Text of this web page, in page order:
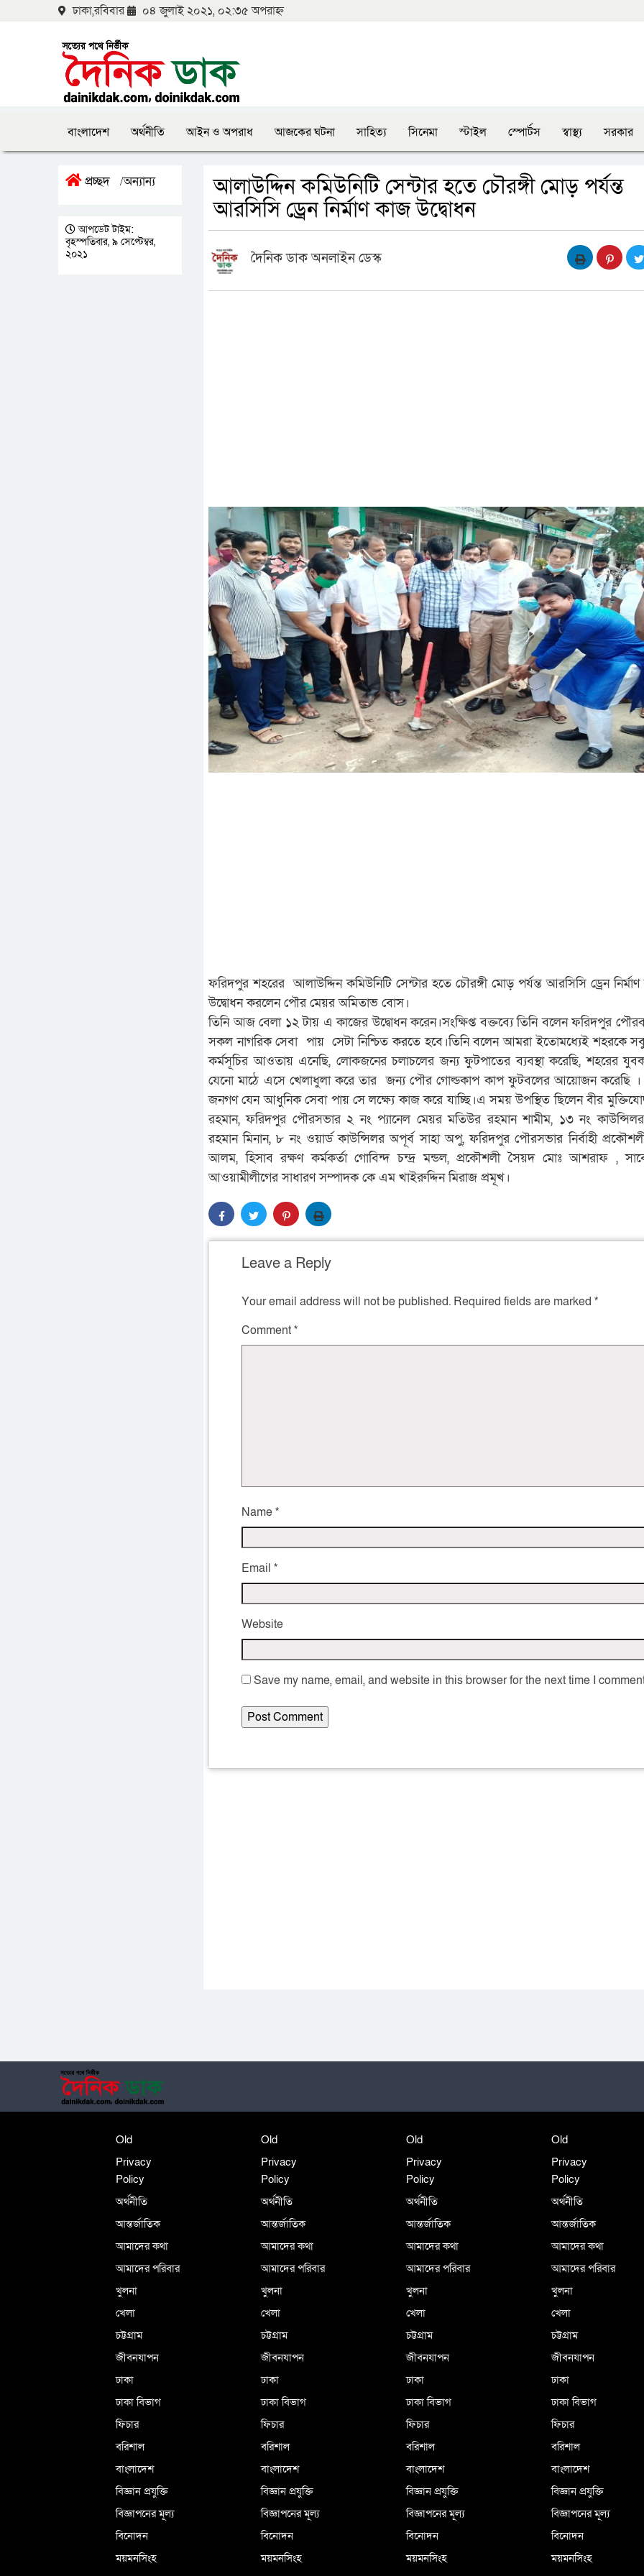
ঢাকা,রবিবার ০৪ জুলাই ২০২১, ০২:৩৫ অপরাহ্ন
বাংলাদেশ অর্থনীতি আইন ও অপরাধ আজকের ঘটনা সাহিত্য সিনেমা স্টাইল স্পোর্টস স্বাস্থ্য সরকার
প্রচ্ছদ /অন্যান্য
আপডেট টাইম:
বৃহস্পতিবার, ৯ সেপ্টেম্বর,
২০২১
আলাউদ্দিন কমিউনিটি সেন্টার হতে চৌরঙ্গী মোড় পর্যন্ত
আরসিসি ড্রেন নির্মাণ কাজ উদ্বোধন
দৈনিক ডাক অনলাইন ডেস্ক
ফরিদপুর শহরের আলাউদ্দিন কমিউনিটি সেন্টার হতে চৌরঙ্গী মোড় পর্যন্ত আরসিসি ড্রেন
উদ্বোধন করলেন পৌর মেয়র অমিতাভ বোস।
তিনি আজ বেলা ১২ টায় এ কাজের উদ্বোধন করেন।সংক্ষিপ্ত বক্তব্যে তিনি বলেন ফরিদপুর
সকল নাগরিক সেবা পায় সেটা নিশ্চিত করতে হবে।তিনি বলেন আমরা ইতোমধ্যেই শহরকে
কর্মসূচির আওতায় এনেছি, লোকজনের চলাচলের জন্য ফুটপাতের ব্যবস্থা করেছি, শহরের
যেনো মাঠে এসে খেলাধুলা করে তার জন্য পৌর গোল্ডকাপ কাপ ফুটবলের আয়োজন করেছি ।
জনগণ যেন আধুনিক সেবা পায় সে লক্ষ্যে কাজ করে যাচ্ছি।এ সময় উপস্থিত ছিলেন বীর
রহমান, ফরিদপুর পৌরসভার ২ নং প্যানেল মেয়র মতিউর রহমান শামীম, ১৩ নং
রহমান মিনান, ৮ নং ওয়ার্ড কাউন্সিলর অপূর্ব সাহা অপু, ফরিদপুর পৌরসভার নির্বাহী
আলম, হিসাব রক্ষণ কর্মকর্তা গোবিন্দ চন্দ্র মন্ডল, প্রকৌশলী সৈয়দ মোঃ আশরাফ ,
আওয়ামীলীগের সাধারণ সম্পাদক কে এম খাইরুদ্দিন মিরাজ প্রমূখ।
Leave a Reply
Your email address will not be published. Required fields are marked *
Comment*
Name*
Email *
Website
Save my name, email, and website in this browser for the next time I
Old
Privacy
Policy
অর্থনীতি
আন্তর্জাতিক
আমাদের কথা
আমাদের পরিবার
খুলনা
খেলা
চট্টগ্রাম
জীবনযাপন
ঢাকা
ঢাকা বিভাগ
ফিচার
বরিশাল
বাংলাদেশ
বিজ্ঞান প্রযুক্তি
বিজ্ঞাপনের মূল্য
বিনোদন
ময়মনসিংহ
Old
Privacy
Policy
অর্থনীতি
আন্তর্জাতিক
আমাদের কথা
আমাদের পরিবার
খুলনা
খেলা
চট্টগ্রাম
জীবনযাপন
ঢাকা
ঢাকা বিভাগ
ফিচার
বরিশাল
বাংলাদেশ
বিজ্ঞান প্রযুক্তি
বিজ্ঞাপনের মূল্য
বিনোদন
ময়মনসিংহ
Old
Privacy
Policy
অর্থনীতি
আন্তর্জাতিক
আমাদের কথা
আমাদের পরিবার
খুলনা
খেলা
চট্টগ্রাম
জীবনযাপন
ঢাকা
ঢাকা বিভাগ
ফিচার
বরিশাল
বাংলাদেশ
বিজ্ঞান প্রযুক্তি
বিজ্ঞাপনের মূল্য
বিনোদন
ময়মনসিংহ
Old
Privacy
Policy
অর্থনীতি
আন্তর্জাতিক
আমাদের কথা
আমাদের পরিবার
খুলনা
খেলা
চট্টগ্রাম
জীবনযাপন
ঢাকা
ঢাকা বিভাগ
ফিচার
বরিশাল
বাংলাদেশ
বিজ্ঞান প্রযুক্তি
বিজ্ঞাপনের মূল্য
বিনোদন
ময়মনসিংহ